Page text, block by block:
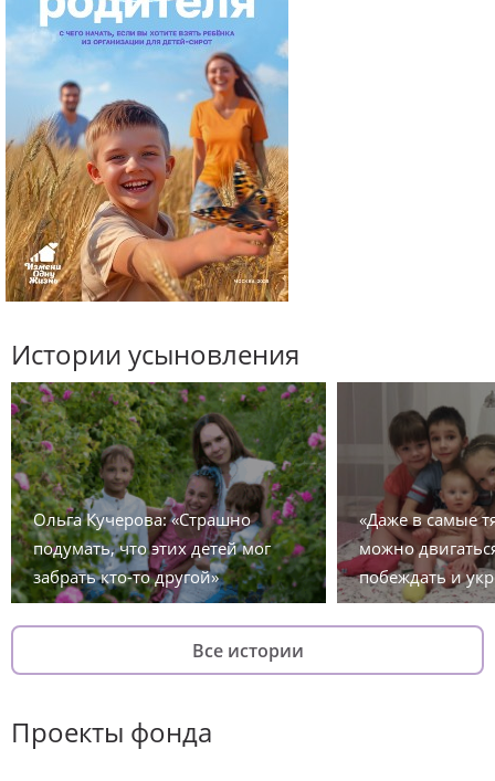
Истории усыновления
Ольга Кучерова: «Страшно
подумать, что этих детей мог
забрать кто-то другой»
«Даже в самые
можно
побеждать и
Все истории
Проекты фонда